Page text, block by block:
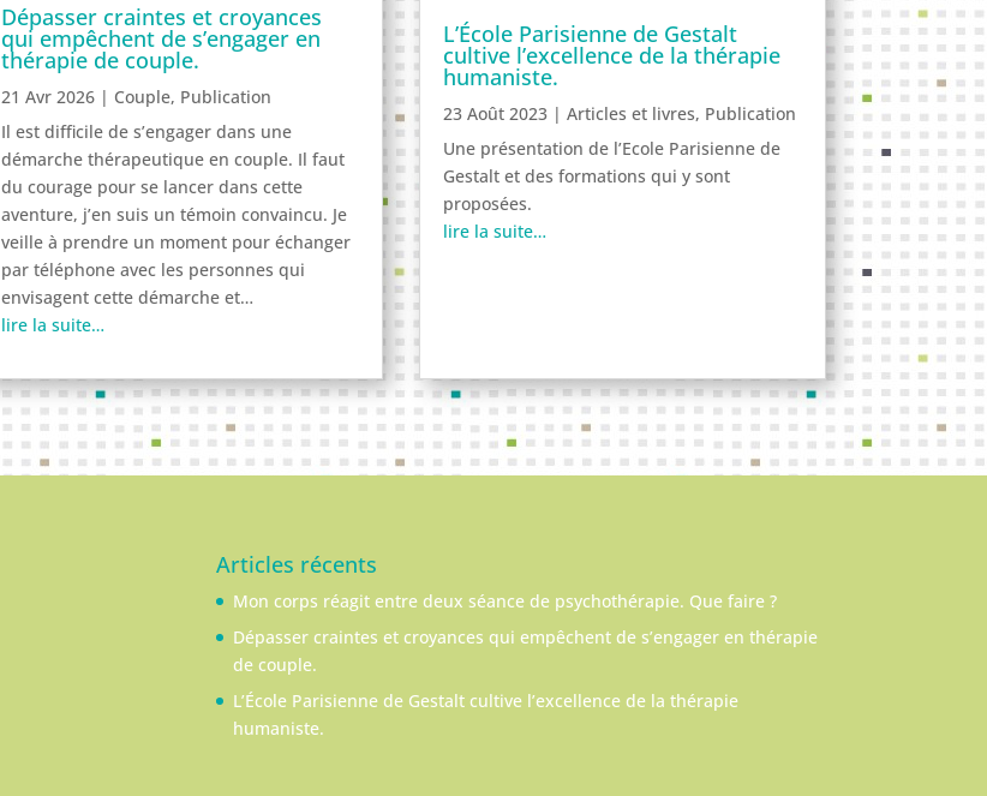
Dépasser craintes et croyances
qui empêchent de s’engager en
thérapie de couple.
21 Avr 2026| Couple, Publication
Il est difficile de s’engager dans une
démarche thérapeutique en couple. Il faut
du courage pour se lancer dans cette
aventure, j’en suis un témoin convaincu. Je
veille à prendre un moment pour échanger
par téléphone avec les personnes qui
envisagent cette démarche et…
lire la suite…
L’École Parisienne de Gestalt
cultive l’excellence de la thérapie
humaniste.
23 Août 2023 |Articles et livres, Publication
Une présentation de l’Ecole Parisienne de
Gestalt et des formations qui y sont
proposées.
lire la suite…
Articles récents
Mon corps réagit entre deux séance de psychothérapie. Que faire ?
Dépasser craintes et croyances qui empêchent de s’engager en thérapie
de couple.
L’École Parisienne de Gestalt cultive l’excellence de la thérapie
humaniste.